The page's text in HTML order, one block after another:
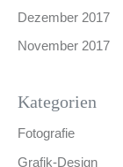
Dezember 2017
November 2017
Kategorien
Fotografie
Grafik-Design